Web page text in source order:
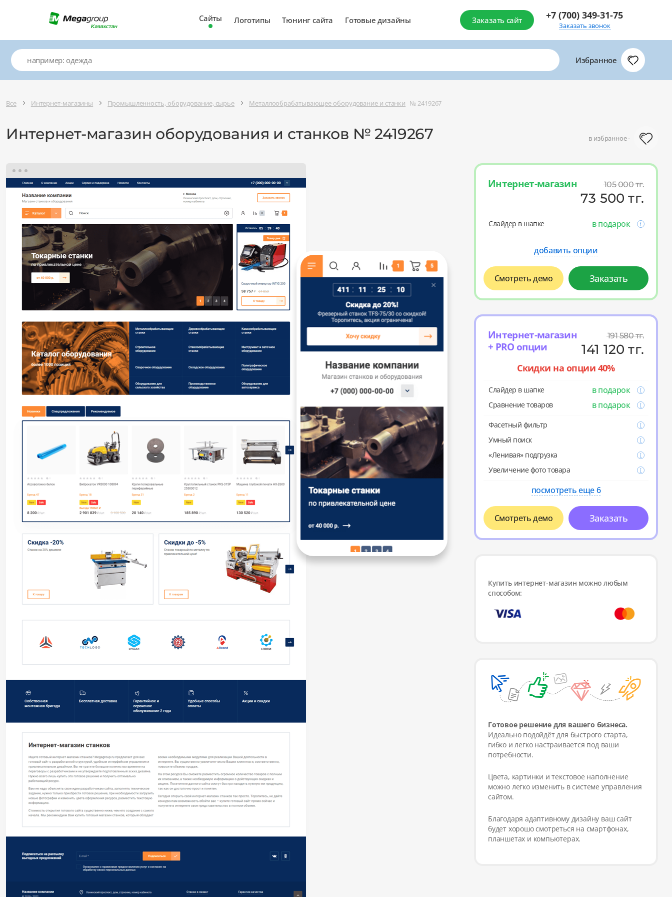
Сайты Логотипы Тюнинг сайта Готовые дизайны Заказать сайт +7 (700) 349-31-75
Заказать звонок
Избранное
Все Интернет-магазины Промышленность, оборудование, сырье Металлообрабатывающее оборудование и станки № 2419267
Интернет-магазин оборудования и станков № 2419267 в избранное -
Интернет-магазин 105 000тг.
73 500 тг.
Слайдер в шапке в подарок
добавить опции
Смотреть демо Заказать
Интернет-магазин
+ PRO опции
191 580тг.
141 120 тг.
Скидки на опции 40%
Слайдер в шапке в подарок
Cравнение товаров в подарок
Фасетный фильтр
Умный поиск
«Ленивая» подгрузка
Увеличение фото товара
посмотреть еще 6
Смотреть демо Заказать
Купить интернет-магазин можно любым
способом:
Готовое решение для вашего бизнеса.
Идеально подойдёт для быстрого старта,
гибко и легко настраивается под ваши
потребности.
Цвета, картинки и текстовое наполнение
можно легко изменить в системе управления
сайтом.
Благодаря адаптивному дизайну ваш сайт
будет хорошо смотреться на смартфонах,
планшетах и компьютерах.